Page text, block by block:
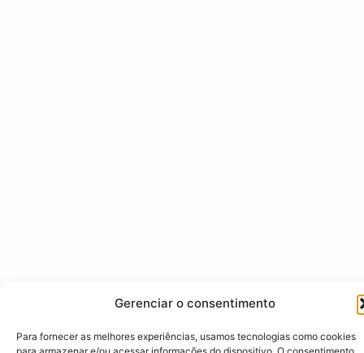
Gerenciar o consentimento
Para fornecer as melhores experiências, usamos tecnologias como cookies